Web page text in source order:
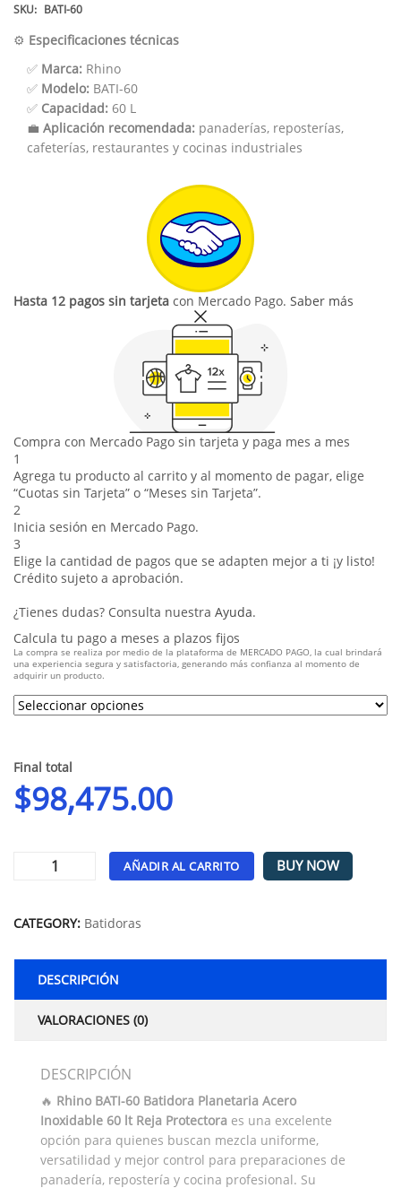
SKU: BATI-60
⚙️ Especificaciones técnicas
✅ Marca: Rhino
✅ Modelo: BATI-60
✅ Capacidad: 60 L
💼 Aplicación recomendada: panaderías, reposterías,
cafeterías, restaurantes y cocinas industriales
Hasta 12 pagos sin tarjeta con Mercado Pago. Saber más
Compra con Mercado Pago sin tarjeta y paga mes a mes
1
Agrega tu producto al carrito y al momento de pagar, elige
“Cuotas sin Tarjeta” o “Meses sin Tarjeta”.
2
Inicia sesión en Mercado Pago.
3
Elige la cantidad de pagos que se adapten mejor a ti ¡y listo!
Crédito sujeto a aprobación.
¿Tienes dudas? Consulta nuestra Ayuda.
Calcula tu pago a meses a plazos fijos
La compra se realiza por medio de la plataforma de MERCADO PAGO, la cual brindará
una experiencia segura y satisfactoria, generando más confianza al momento de
adquirir un producto.
Final total
$98,475.00
AÑADIR AL CARRITO BUY NOW
CATEGORY: Batidoras
DESCRIPCIÓN
VALORACIONES (0)
DESCRIPCIÓN
🔥 Rhino BATI-60 Batidora Planetaria Acero
Inoxidable 60 lt Reja Protectora es una excelente
opción para quienes buscan mezcla uniforme,
versatilidad y mejor control para preparaciones de
panadería, repostería y cocina profesional. Su